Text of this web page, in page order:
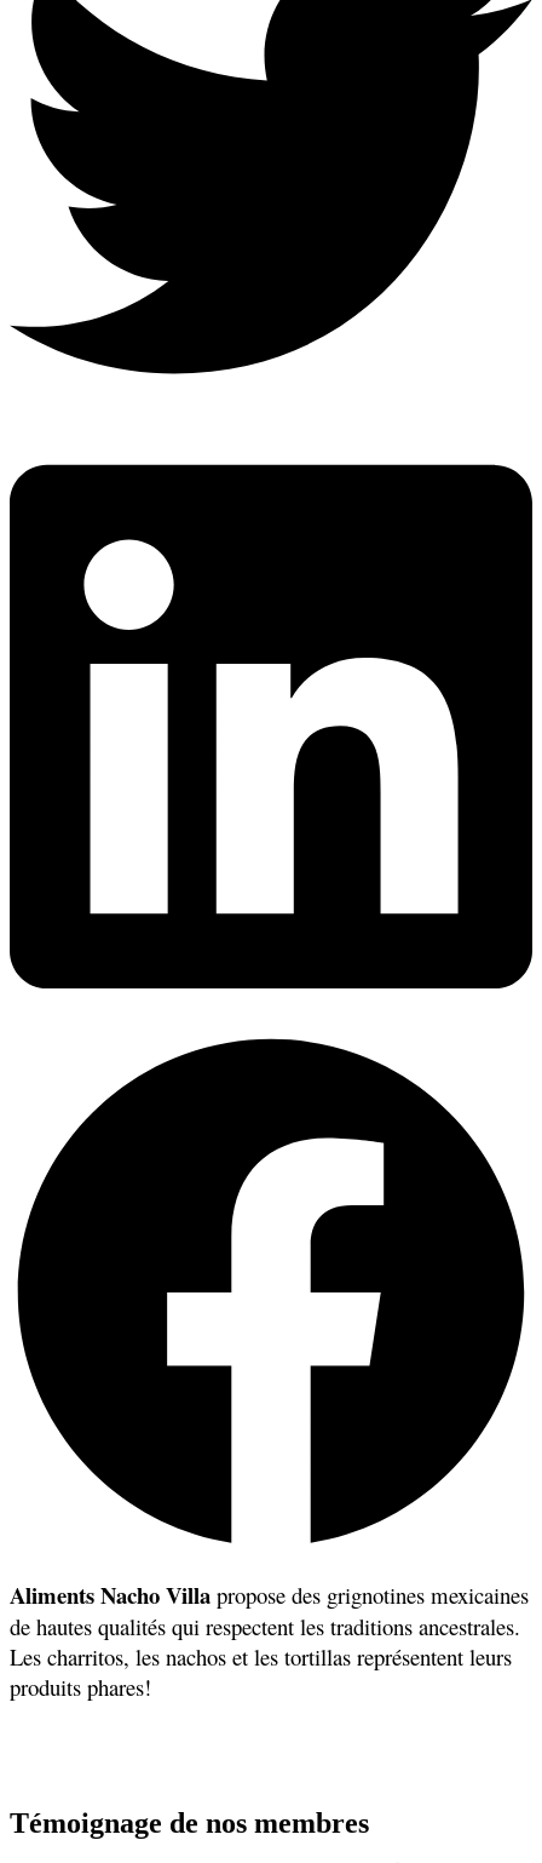
Aliments Nacho Villa propose des grignotines mexicaines
de hautes qualités qui respectent les traditions ancestrales.
Les charritos, les nachos et les tortillas représentent leurs
produits phares!
Témoignage de nos membres